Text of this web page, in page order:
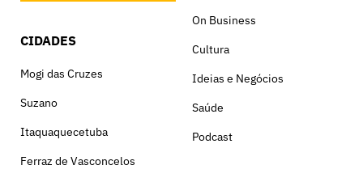
CIDADES
Mogi das Cruzes
Suzano
Itaquaquecetuba
Ferraz de Vasconcelos
On Business
Cultura
Ideias e Negócios
Saúde
Podcast